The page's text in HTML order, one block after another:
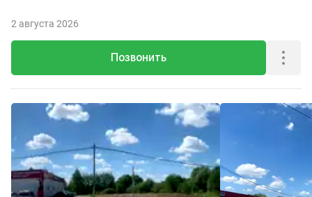
Позвонить
2 августа 2026